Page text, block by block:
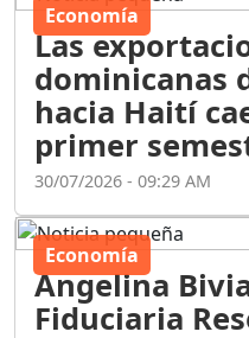
Economía
Las
dominicanas
hacia Haití
primer
30/07/2026 - 09:29 AM
Economía
Angelina
Fiduciaria